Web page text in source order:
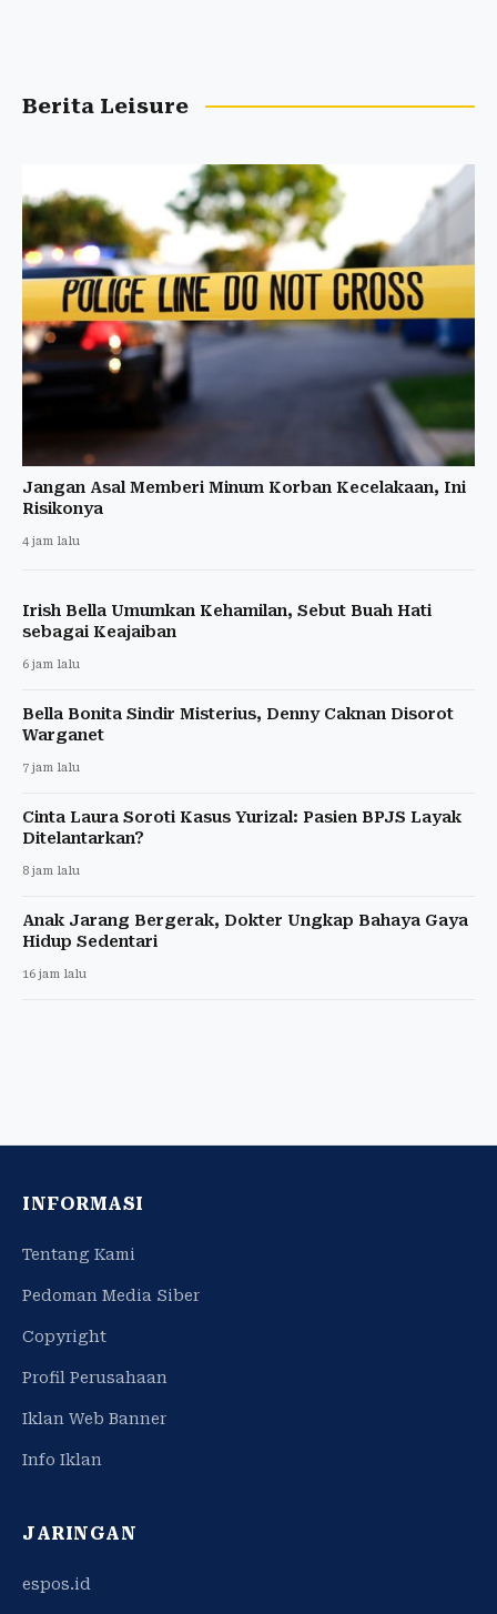
Berita Leisure
Jangan Asal Memberi Minum Korban Kecelakaan, Ini
Risikonya
4 jam lalu
Irish Bella Umumkan Kehamilan, Sebut Buah Hati
sebagai Keajaiban
6 jam lalu
Bella Bonita Sindir Misterius, Denny Caknan Disorot
Warganet
7 jam lalu
Cinta Laura Soroti Kasus Yurizal: Pasien BPJS Layak
Ditelantarkan?
8 jam lalu
Anak Jarang Bergerak, Dokter Ungkap Bahaya Gaya
Hidup Sedentari
16 jam lalu
INFORMASI
Tentang Kami
Pedoman Media Siber
Copyright
Profil Perusahaan
Iklan Web Banner
Info Iklan
JARINGAN
espos.id